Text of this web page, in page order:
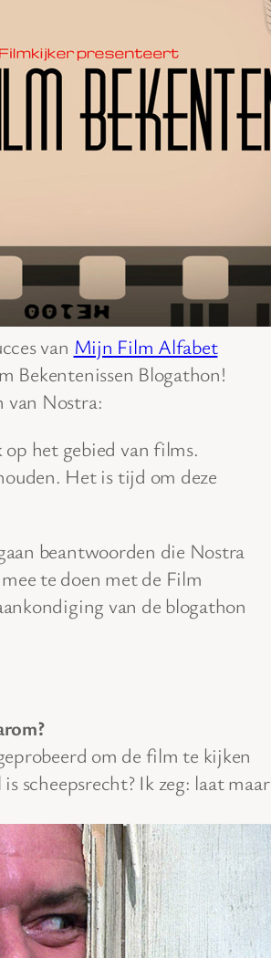
van Mijn Film Alfabet
Bekentenissen Blogathon!
van Nostra:
op het gebied van films.
Het is tijd om deze
beantwoorden die Nostra
te doen met de Film
van de blogathon
om de film te kijken
scheepsrecht? Ik zeg: laat maar